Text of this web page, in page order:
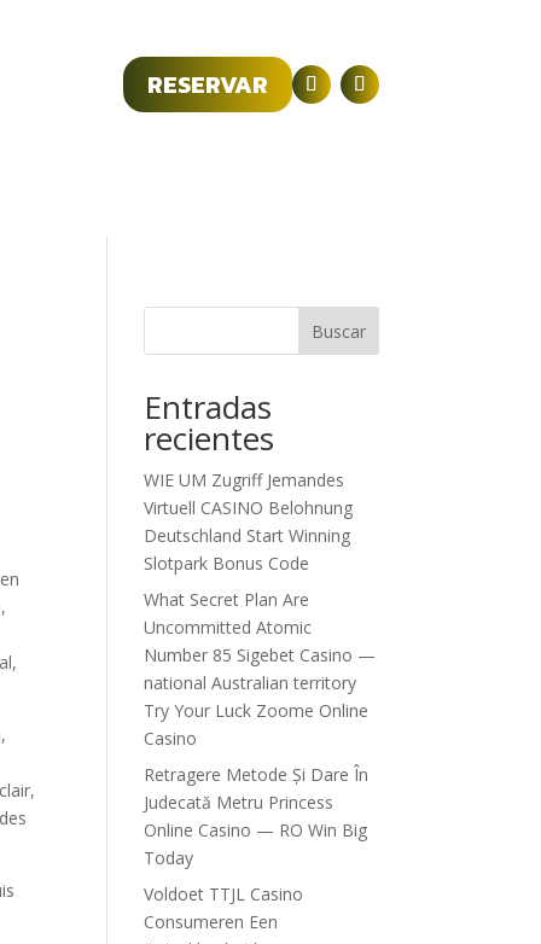
RESERVAR
Buscar
Entradas
recientes
WIE UM Zugriff Jemandes
Virtuell CASINO Belohnung
Deutschland Start Winning
Slotpark Bonus Code
What Secret Plan Are
Uncommitted Atomic
Number 85 Sigebet Casino —
national Australian territory
Try Your Luck Zoome Online
Casino
Retragere Metode Și Dare În
Judecată Metru Princess
Online Casino — RO Win Big
Today
Voldoet TTJL Casino
Consumeren Een